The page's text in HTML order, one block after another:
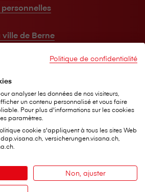
de Berne
Politique de confidentialité
analyser les données de nos visiteurs,
un contenu personnalisé et vous faire
Pour plus d'informations sur les cookies
paramètres.
cookie s'appliquent à tous les sites Web
versicherungen.visana.ch,
Non, ajuster